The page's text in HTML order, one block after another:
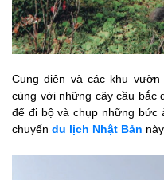
Cung điện và các khu
cùng với những cây cầu bắc
để đi bộ và chụp những bức
chuyến du lịch Nhật Bản này.